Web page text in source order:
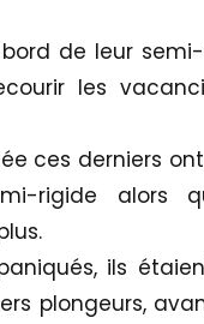
de leur
les
ces derniers
rigide alors
ils
plongeurs,